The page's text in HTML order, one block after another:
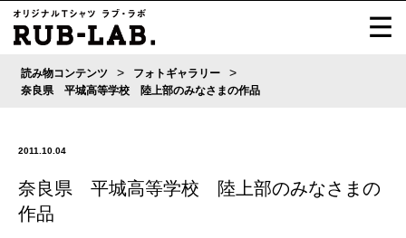
読み物コンテンツ > フォトギャラリー >
奈良県 平城高等学校 陸上部のみなさまの作品
2011.10.04
奈良県 平城高等学校 陸上部のみなさまの
作品